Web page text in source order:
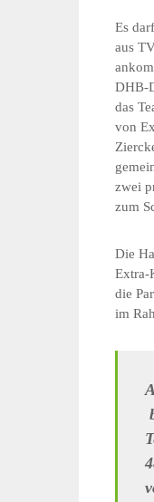
Es
aus
DHB-
das
von
zwei
zum
Die
Extra-
die
im